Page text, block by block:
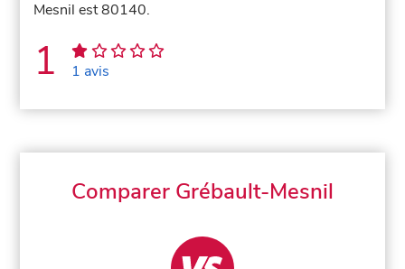
Mesnil est 80140.
1 1 avis
Comparer Grébault-Mesnil